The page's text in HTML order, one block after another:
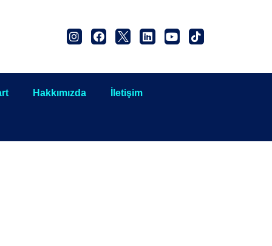
Hakkımızda İletişim